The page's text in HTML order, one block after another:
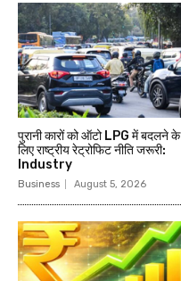
पुरानी कारों को ऑटो LPG में बदलने के
लिए राष्ट्रीय रेट्रोफिट नीति जरूरी:
Industry
Business August 5, 2026